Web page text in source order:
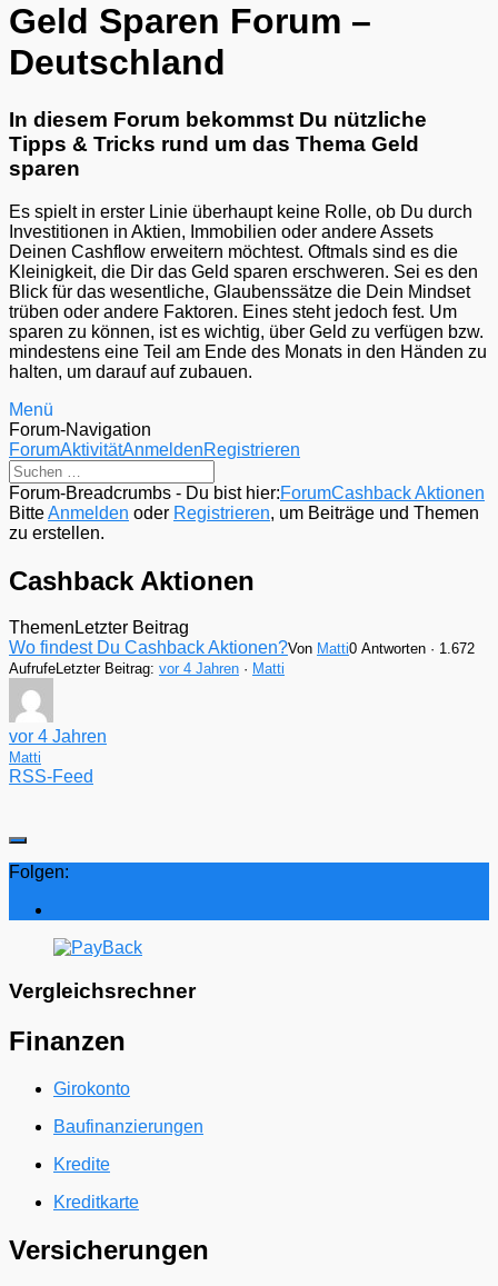
Geld Sparen Forum –
Deutschland
In diesem Forum bekommst Du nützliche
Tipps & Tricks rund um das Thema Geld
sparen
Es spielt in erster Linie überhaupt keine Rolle, ob Du durch
Investitionen in Aktien, Immobilien oder andere Assets
Deinen Cashflow erweitern möchtest. Oftmals sind es die
Kleinigkeit, die Dir das Geld sparen erschweren. Sei es den
Blick für das wesentliche, Glaubenssätze die Dein Mindset
trüben oder andere Faktoren. Eines steht jedoch fest. Um
sparen zu können, ist es wichtig, über Geld zu verfügen bzw.
mindestens eine Teil am Ende des Monats in den Händen zu
halten, um darauf auf zubauen.
Menü
Forum-Navigation
ForumAktivitätAnmeldenRegistrieren
Forum-Breadcrumbs - Du bist hier:ForumCashback Aktionen
BitteAnmelden oder Registrieren, um Beiträge und Themen
zu erstellen.
Cashback Aktionen
ThemenLetzter Beitrag
Wo findest Du Cashback Aktionen?Von Matti0 Antworten · 1.672
AufrufeLetzter Beitrag: vor 4 Jahren · Matti
vor 4 Jahren
Matti
RSS-Feed
Folgen:
Vergleichsrechner
Finanzen
Girokonto
Baufinanzierungen
Kredite
Kreditkarte
Versicherungen